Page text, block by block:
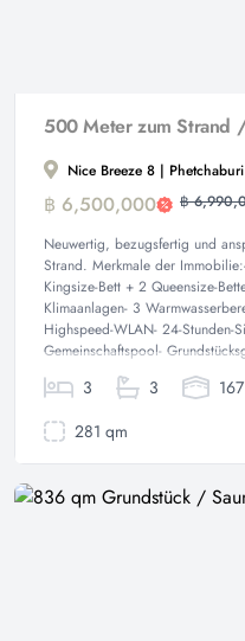
Nice Breeze 8 | Phetchaburi
฿ 6,500,000 ฿
Neuwertig, bezugsfertig und
Strand. Merkmale der
Kingsize-Bett + 2 Queensize-
Klimaanlagen- 3
Highspeed-WLAN- 24-Stunden-
Gemeinschaftspool-
3 3
281 qm